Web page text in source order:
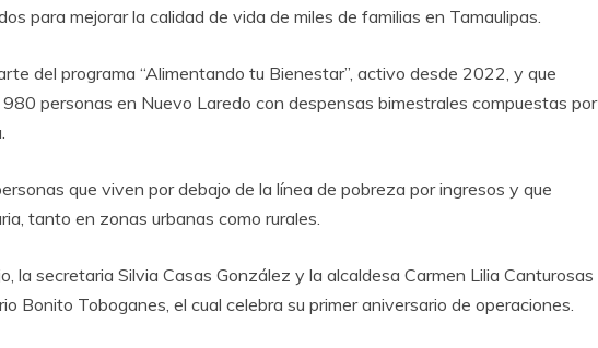
para mejorar la calidad de vida de miles de familias en Tamaulipas.
del programa “Alimentando tu Bienestar”, activo desde 2022, y que
personas en Nuevo Laredo con despensas bimestrales compuestas por
que viven por debajo de la línea de pobreza por ingresos y que
tanto en zonas urbanas como rurales.
la secretaria Silvia Casas González y la alcaldesa Carmen Lilia Canturosas
Bonito Toboganes, el cual celebra su primer aniversario de operaciones.